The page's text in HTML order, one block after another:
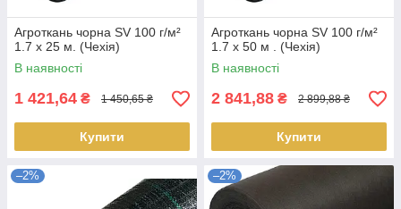
Агроткань чорна SV 100 г/м²
1.7 х 25 м. (Чехія)
В наявності
1 421,64 ₴ 1 450,65 ₴
Купити
Агроткань чорна SV 100 г/м²
1.7 х 50 м . (Чехія)
В наявності
2 841,88 ₴ 2 899,88 ₴
Купити
–2% –2%